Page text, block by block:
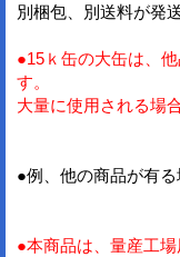
別梱包、別送料が発
●15ｋ缶の大缶は、
す。
大量に使用される場
●例、他の商品が有る
●本商品は、量産工